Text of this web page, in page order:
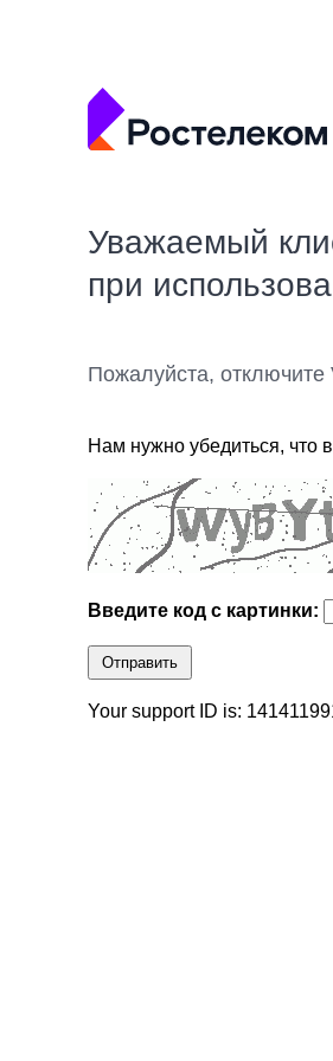
Уважаемый
при
Пожалуйста,
Нам нужно убедиться, что
Введите код с картинки:
Отправить
Your support ID is: